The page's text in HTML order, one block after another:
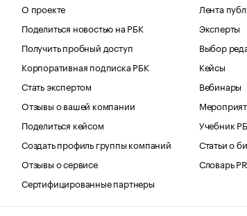
О проекте
Поделиться новостью на РБК
Получить пробный доступ
Корпоративная подписка РБК
Стать экспертом
Отзывы о вашей компании
Поделиться кейсом
Создать профиль группы компаний
Отзывы о сервисе
Сертифицированные партнеры
Лента
Эксперты
Выбор
Кейсы
Вебинары
Учебник
Статьи о
Словарь